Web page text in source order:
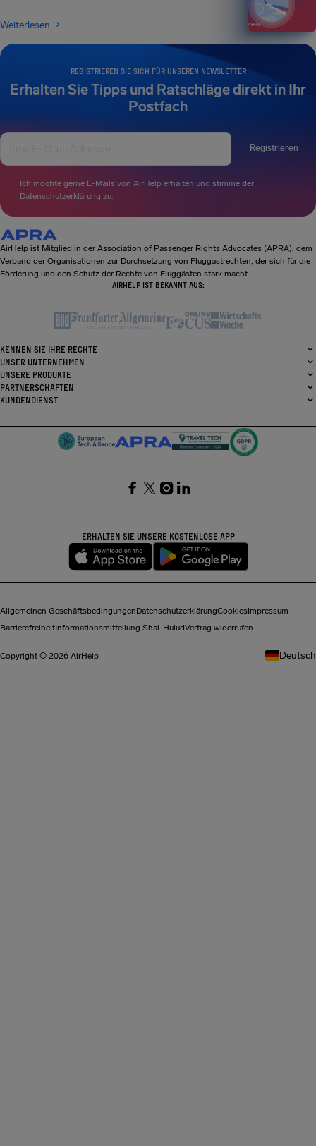
REGISTRIEREN SIE SICH FÜR UNSEREN NEWSLETTER
Erhalten Sie Tipps und Ratschläge direkt in Ihr
Postfach
Registrieren
Ich möchte gerne E-Mails von AirHelp erhalten und stimme der
Datenschutzerklärung zu.
Weiterlesen
AirHelp ist Mitglied in der Association of Passenger Rights Advocates (APRA), dem
Verband der Organisationen zur Durchsetzung von Fluggastrechten, der sich für die
Förderung und den Schutz der Rechte von Fluggästen stark macht.
AIRHELP IST BEKANNT AUS:
KENNEN SIE IHRE RECHTE
UNSER UNTERNEHMEN
UNSERE PRODUKTE
PARTNERSCHAFTEN
KUNDENDIENST
ERHALTEN SIE UNSERE KOSTENLOSE APP
Allgemeinen GeschäftsbedingungenDatenschutzerklärungCookiesImpressum
BarrierefreiheitInformationsmitteilung Shai-HuludVertrag widerrufen
Copyright © 2026 AirHelp Deutsch